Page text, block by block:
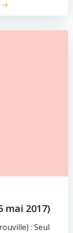
mai 2017)
: Seul